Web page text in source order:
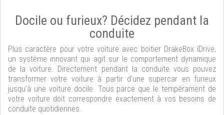
Docile ou furieux? Décidez pendant la
conduite
Plus caractère pour votre voiture avec boitier DrakeBox iDrive,
un système innovant qui agit sur le comportement dynamique
de la voiture. Directement pendant la conduite vous pouvez
transformer votre voiture à partir d'une supercar en furieux
jusqu'à une voiture docile. Tous parce que le tempérament de
votre voiture doit correspondre exactement à vos besoins de
conduite quotidiennes.